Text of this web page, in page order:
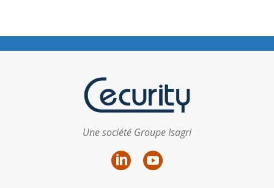
Une société Groupe Isagri